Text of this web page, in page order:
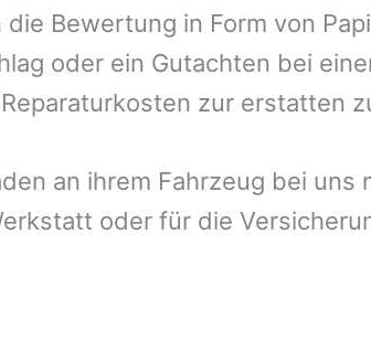
Bewertung in Form von
oder ein Gutachten bei
Reparaturkosten zur erstatten
an ihrem Fahrzeug bei
oder für die